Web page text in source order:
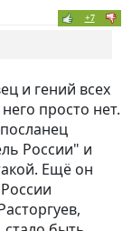
+7
и гений всех
просто нет.
России" и
Ещё он